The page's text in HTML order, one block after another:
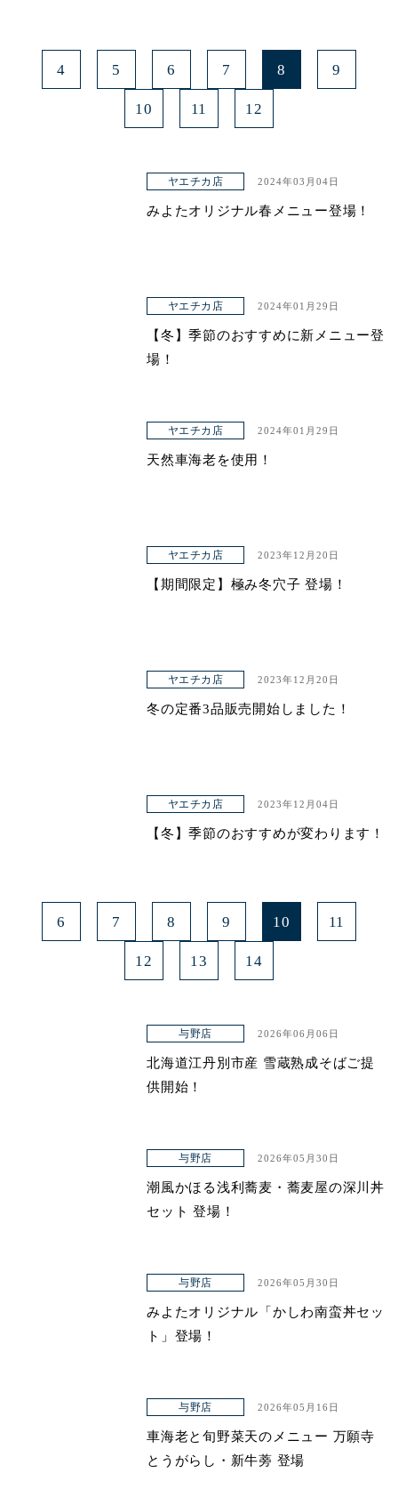
4 5 6 7 8 9
10 11 12
ヤエチカ店 2024年03月04日
みよたオリジナル春メニュー登場！
ヤエチカ店 2024年01月29日
【冬】季節のおすすめに新メニュー登
場！
ヤエチカ店 2024年01月29日
天然車海老を使用！
ヤエチカ店 2023年12月20日
【期間限定】極み冬穴子 登場！
ヤエチカ店 2023年12月20日
冬の定番3品販売開始しました！
ヤエチカ店 2023年12月04日
【冬】季節のおすすめが変わります！
6 7 8 9 10 11
12 13 14
与野店 2026年06月06日
北海道江丹別市産 雪蔵熟成そばご提
供開始！
与野店 2026年05月30日
潮風かほる浅利蕎麦・蕎麦屋の深川丼
セット 登場！
与野店 2026年05月30日
みよたオリジナル「かしわ南蛮丼セッ
ト」登場！
与野店 2026年05月16日
車海老と旬野菜天のメニュー 万願寺
とうがらし・新牛蒡 登場